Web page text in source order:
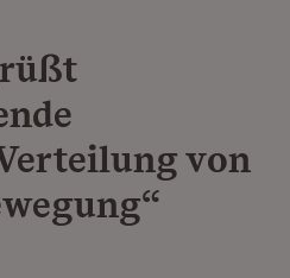
von